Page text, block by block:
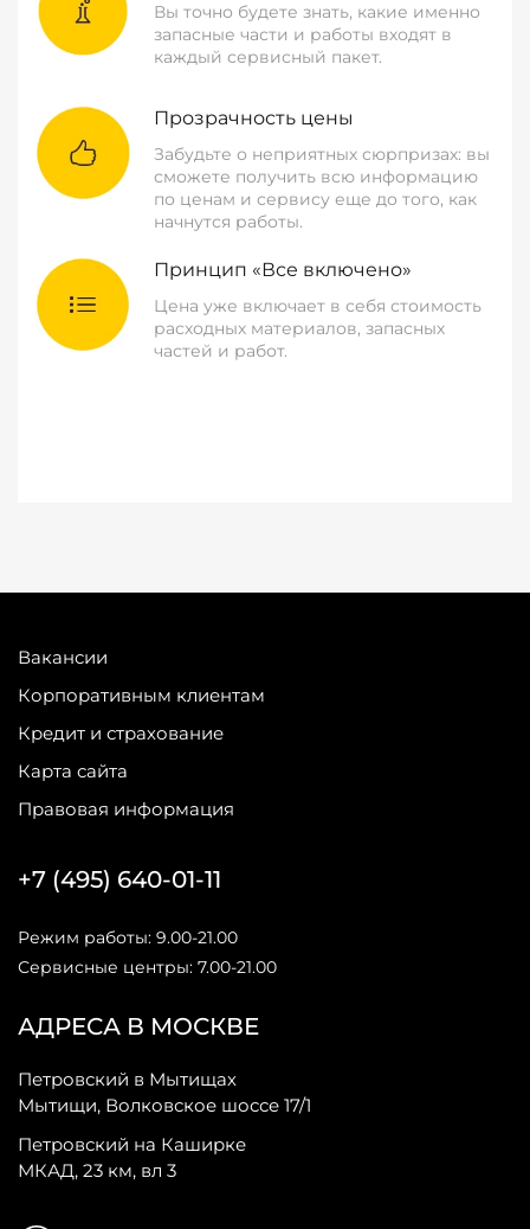
Вы точно будете знать, какие именно
запасные части и работы входят в
каждый сервисный пакет.
Прозрачность цены
Забудьте о неприятных сюрпризах: вы
сможете получить всю информацию
по ценам и сервису еще до того, как
начнутся работы.
Принцип «Все включено»
Цена уже включает в себя стоимость
расходных материалов, запасных
частей и работ.
Вакансии
Корпоративным клиентам
Кредит и страхование
Карта сайта
Правовая информация
АДРЕСА В МОСКВЕ
Петровский в Мытищах
Мытищи, Волковское шоссе 17/1
Петровский на Каширке
МКАД, 23 км, вл 3
+7 (495) 640-01-11
Режим работы: 9.00-21.00
Сервисные центры: 7.00-21.00